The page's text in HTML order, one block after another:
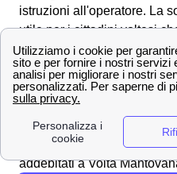
istruzioni all'operatore. La
utile per i cittadini voltesi
contratto internet o
eseguire la disdetta al
L'unico modo per i cittadini
modulo per la disdetta TIM
inviarlo al provider
Spesso ladisdetta TIM
addebitati a Volta